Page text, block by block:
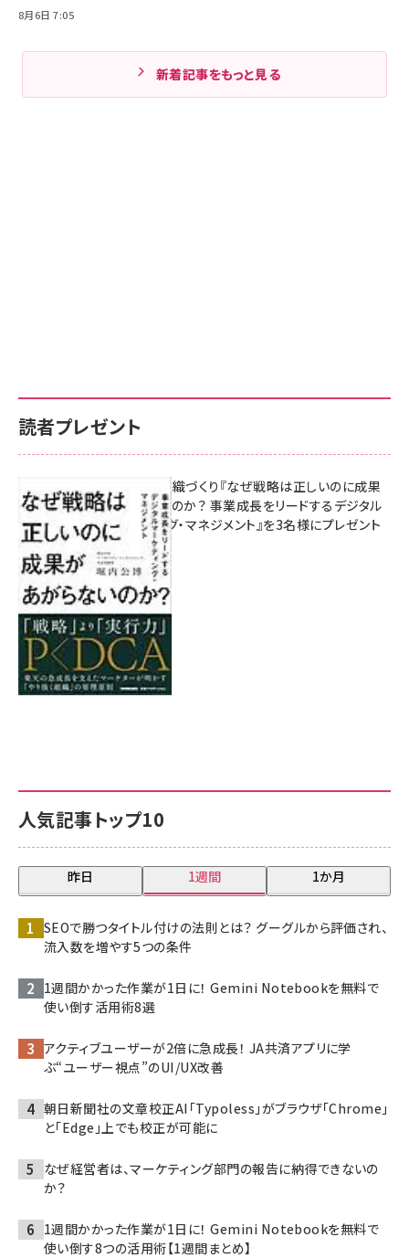
8月6日 7:05
新着記事をもっと見る
人気記事トップ10
昨日 1週間 1か月
SEOで勝つタイトル付けの法則とは？ グーグルから評価され、
流入数を増やす5つの条件
1週間かかった作業が1日に！ Gemini Notebookを無料で
使い倒す活用術8選
アクティブユーザーが2倍に急成長！ JA共済アプリに学
ぶ“ユーザー視点”のUI/UX改善
朝日新聞社の文章校正AI「Typoless」がブラウザ「Chrome」
と「Edge」上でも校正が可能に
なぜ経営者は、マーケティング部門の報告に納得できないの
か？
1週間かかった作業が1日に！ Gemini Notebookを無料で
使い倒す8つの活用術【1週間まとめ】
読者プレゼント
成果を生む組織づくり『なぜ戦略は正しいのに成果
があがらないのか？ 事業成長をリードするデジタル
マーケティング・マネジメント』を3名様にプレゼント
8月7日 10:00